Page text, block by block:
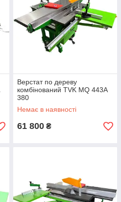
Верстат по дереву
комбінований TVK MQ 443A
380
Немає в наявності
61 800 ₴